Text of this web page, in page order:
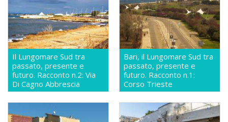
Il Lungomare Sud tra
passato, presente e
futuro. Racconto n.2: Via
Di Cagno Abbrescia
Bari, il Lungomare Sud tra
passato, presente e
futuro. Racconto n.1:
Corso Trieste